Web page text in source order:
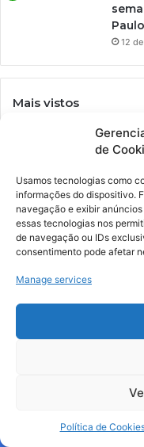
de
Usamos tecnologias como
informações do dispositivo.
navegação e exibir
essas tecnologias nos
de navegação ou IDs
consentimento pode afetar
Manage services
Política de
12
Mais vistos
14 de julho de 2023
Secretários
22 de maio de 2024
Estados, DF e
enviar o Plano
30 de maio de 2023
Pesquisa mostra
financeiro aos
Agência Câmara de
Prefeitura de
pública sobre a Lei